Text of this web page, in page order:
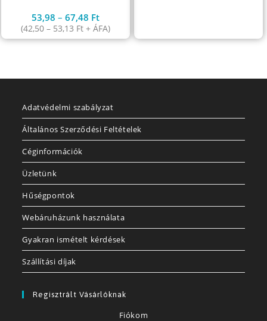
53,98–67,48 Ft
(42,50– 53,13 Ft + ÁFA)
Adatvédelmi szabályzat
Általános Szerződési Feltételek
Céginformációk
Üzletünk
Hűségpontok
Webáruházunk használata
Gyakran ismételt kérdések
Szállítási díjak
Regisztrált Vásárlóknak
Fiókom